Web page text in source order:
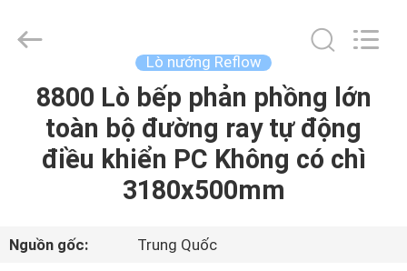
TRANG
CHỦ
PHẨM
2026
Lò nướng Reflow
8800 Lò bếp phản phồng lớn
toàn bộ đường ray tự động
điều khiển PC Không có chì
3180x500mm
Nguồn gốc:
Trung Quốc